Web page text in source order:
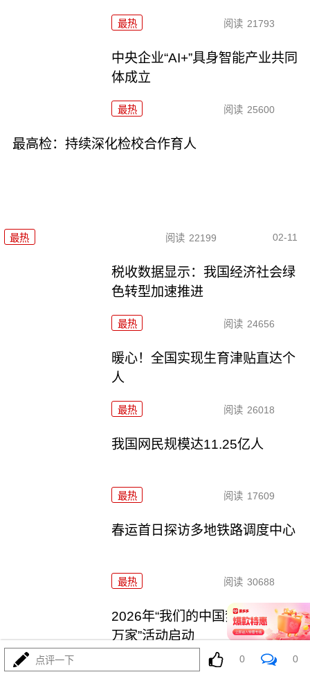
最热 阅读 21793
中央企业“AI+”具身智能产业共同
体成立
最热 阅读 25600
最高检：持续深化检校合作育人
最热 阅读 22199 02-11
税收数据显示：我国经济社会绿
色转型加速推进
最热 阅读 24656
暖心！全国实现生育津贴直达个
人
最热 阅读 26018
我国网民规模达11.25亿人
最热 阅读 17609
春运首日探访多地铁路调度中心
最热 阅读 30688
2026年“我们的中国梦——文化进
万家”活动启动
24842
点评一下 0 0